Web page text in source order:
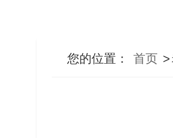
您的位置： 首页 >